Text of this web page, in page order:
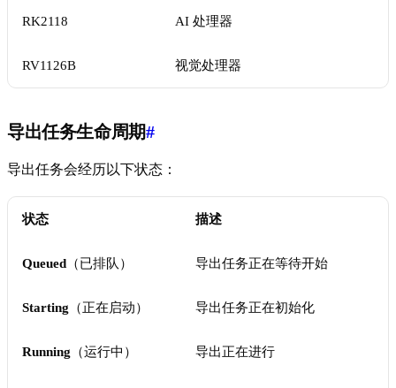
RK2118 AI 处理器
RV1126B 视觉处理器
导出任务生命周期#
导出任务会经历以下状态：
状态 描述
Queued （已排队） 导出任务正在等待开始
Starting （正在启动） 导出任务正在初始化
Running （运行中） 导出正在进行